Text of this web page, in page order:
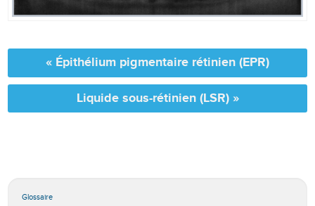
« Épithélium pigmentaire rétinien (EPR)
Liquide sous-rétinien (LSR) »
Glossaire